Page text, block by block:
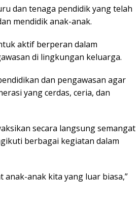
dan tenaga pendidik yang telah
mendidik anak-anak.
aktif berperan dalam
di lingkungan keluarga.
dan pengawasan agar
yang cerdas, ceria, dan
secara langsung semangat
berbagai kegiatan dalam
anak-anak kita yang luar biasa,”